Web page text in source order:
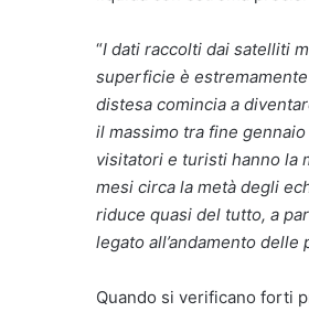
“I dati raccolti dai satelliti
superficie è
distesa comincia a
il massimo tra fine
visitatori e turisti hanno la
mesi circa la metà degli
riduce quasi del tutto, a
legato all’andamento
Quando si verificano forti